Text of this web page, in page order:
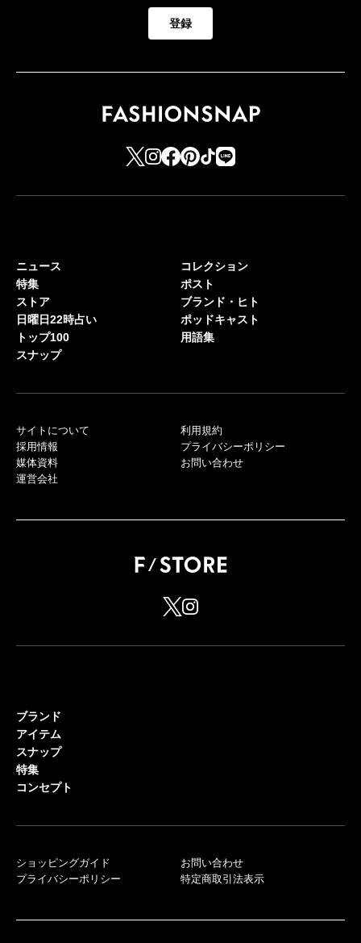
登録
ニュース
特集
ストア
日曜日22時占い
トップ100
スナップ
コレクション
ポスト
ブランド・ヒト
ポッドキャスト
用語集
サイトについて
採用情報
媒体資料
運営会社
利用規約
プライバシーポリシー
お問い合わせ
ブランド
アイテム
スナップ
特集
コンセプト
ショッピングガイド
プライバシーポリシー
お問い合わせ
特定商取引法表示